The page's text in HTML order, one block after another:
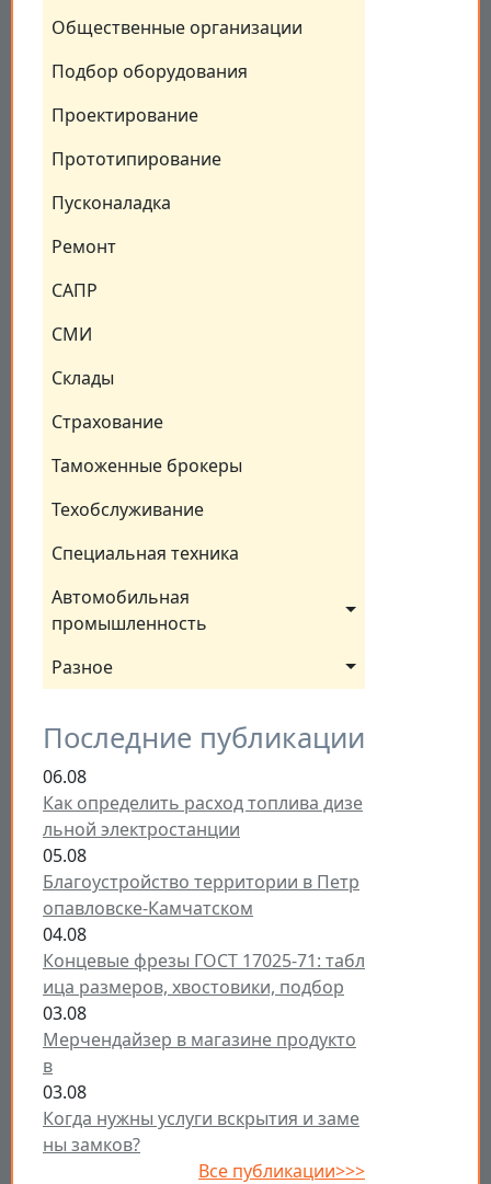
Общественные организации
Подбор оборудования
Проектирование
Прототипирование
Пусконаладка
Ремонт
САПР
СМИ
Склады
Страхование
Таможенные брокеры
Техобслуживание
Специальная техника
Автомобильная
промышленность
Разное
Последние публикации
06.08
Как определить расход топлива дизе
льной электростанции
05.08
Благоустройство территории в Петр
опавловске-Камчатском
04.08
Концевые фрезы ГОСТ 17025-71: табл
ица размеров, хвостовики, подбор
03.08
Мерчендайзер в магазине продукто
в
03.08
Когда нужны услуги вскрытия и заме
ны замков?
Все публикации>>>